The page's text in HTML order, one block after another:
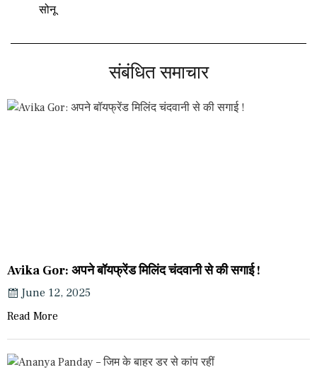
सोनू
संबंधित समाचार
Avika Gor: अपने बॉयफ्रेंड मिलिंद चंदवानी से की सगाई !
June 12, 2025
Read More